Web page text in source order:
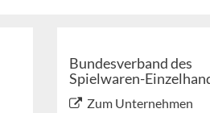
Bundesverband des
Spielwaren-
Zum Unternehmen